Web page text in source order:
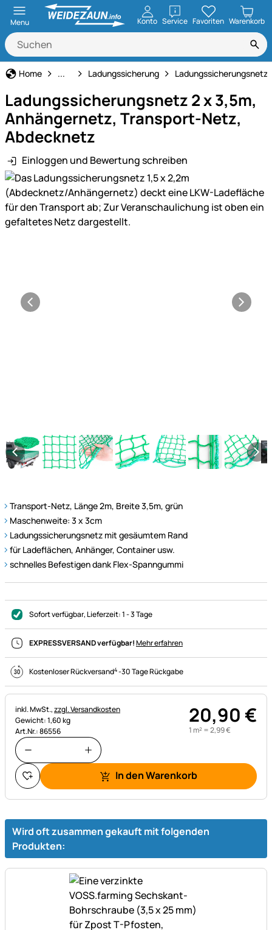
Menu Konto ServiceöffnenFavoriten Warenkorb
Home Haus und Hof
... Ladungssicherung Ladungssicherungsnetze
Ladungssicherungsnetz 2 x 3,5m,
Anhängernetz, Transport-Netz,
Abdecknetz
Einloggen und Bewertung schreiben
Produktgalerie
Transport-Netz, Länge 2m, Breite 3,5m, grün
Maschenweite: 3 x 3cm
Ladungssicherungsnetz mit gesäumtem Rand
für Ladeflächen, Anhänger, Container usw.
schnelles Befestigen dank Flex-Spanngummi
Sofort verfügbar, Lieferzeit:1 - 3 Tage
EXPRESSVERSAND verfügbar!Mehr erfahren
Kostenloser Rückversand4-30 Tage Rückgabe
Steuerhinweis:
inkl. MwSt.,zzgl. Versandkosten
Gewicht: 1,60 kg
Art.Nr.: 86556
20,90€
1 m² =2,99€
In den Warenkorb
Wird oft zusammen gekauft mit folgenden
Produkten: